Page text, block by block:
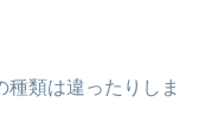
類は違ったりしま